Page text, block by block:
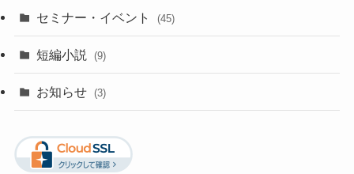
セミナー・イベント (45)
短編小説 (9)
お知らせ (3)